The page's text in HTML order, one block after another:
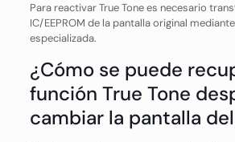
Para reactivar True Tone es necesario
IC/EEPROM de la pantalla original
especializada.
¿Cómo se puede
función True Tone
cambiar la pantalla